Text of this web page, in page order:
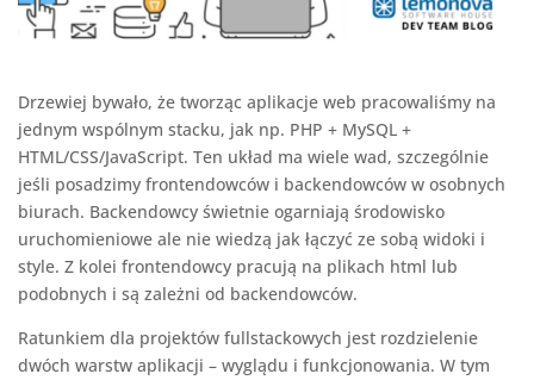
Drzewiej bywało, że tworząc aplikacje web pracowaliśmy na
jednym wspólnym stacku, jak np. PHP + MySQL +
HTML/CSS/JavaScript. Ten układ ma wiele wad, szczególnie
jeśli posadzimy frontendowców i backendowców w osobnych
biurach. Backendowcy świetnie ogarniają środowisko
uruchomieniowe ale nie wiedzą jak łączyć ze sobą widoki i
style. Z kolei frontendowcy pracują na plikach html lub
podobnych i są zależni od backendowców.
Ratunkiem dla projektów fullstackowych jest rozdzielenie
dwóch warstw aplikacji – wyglądu i funkcjonowania. W tym